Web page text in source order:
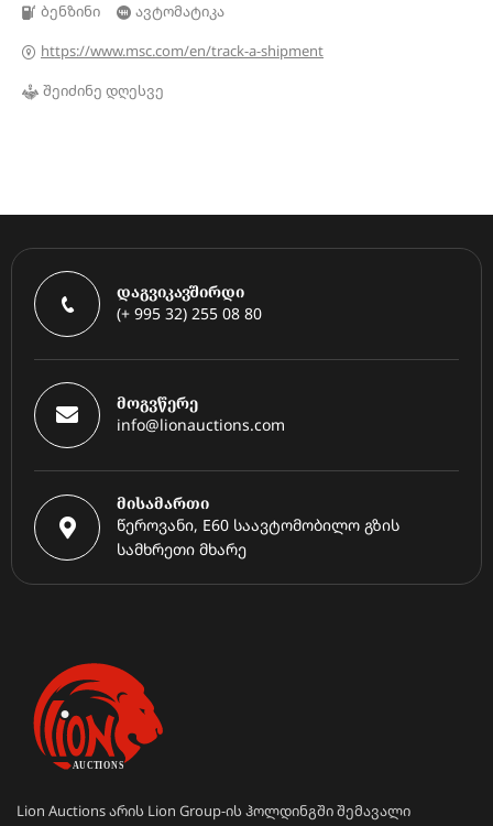
ბენზინი
ავტომატიკა
https://www.msc.com/en/track-a-shipment
შეიძინე დღესვე
დაგვიკავშირდი
(+ 995 32) 255 08 80
მოგვწერე
info@lionauctions.com
მისამართი
წეროვანი, E60 საავტომობილო გზის
სამხრეთი მხარე
Lion Auctions არის Lion Group-ის ჰოლდინგში შემავალი